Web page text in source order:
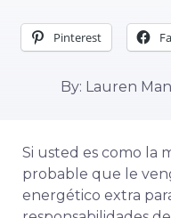
Pinterest
By: Lauren
Si usted es como la
probable que le
energético extra